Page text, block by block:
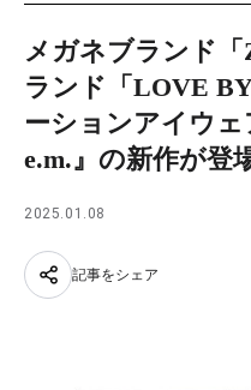
JP
メガネブランド
ランド「LOVE
ーションアイウ
e.m.』の新作が登
2025.01.08
記事をシェア